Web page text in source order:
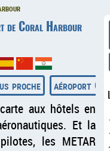
de Coral Harbour
proche
aéroport
aux hôtels en
Et la
les METAR